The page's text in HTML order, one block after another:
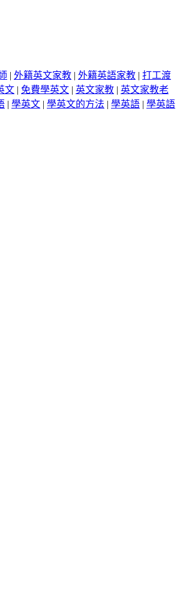
| 外籍英文家教 | 外籍英語家教 | 打工渡
文 | 免費學英文 | 英文家教 | 英文家教老
| 學英文 | 學英文的方法 | 學英語 | 學英語